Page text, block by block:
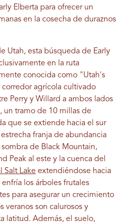
Elberta para ofrecer un
en la cosecha de duraznos
Utah, esta búsqueda de Early
en la ruta
conocida como "Utah's
corredor agrícola cultivado
Perry y Willard a ambos lados
un tramo de 10 millas de
que se extiende hacia el sur
franja de abundancia
de Black Mountain,
Peak al este y la cuenca del
Salt Lake extendiéndose hacia
los árboles frutales
para asegurar un crecimiento
veranos son calurosos y
latitud. Además, el suelo,